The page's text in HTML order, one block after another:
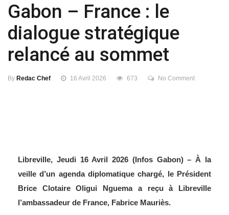
Gabon – France : le
dialogue stratégique
relancé au sommet
By Redac Chef 16 Avril 2026 673 No Comment
Libreville, Jeudi 16 Avril 2026 (Infos Gabon) – À la
veille d’un agenda diplomatique chargé, le Président
Brice Clotaire Oligui Nguema a reçu à Libreville
l’ambassadeur de France, Fabrice Mauriès.